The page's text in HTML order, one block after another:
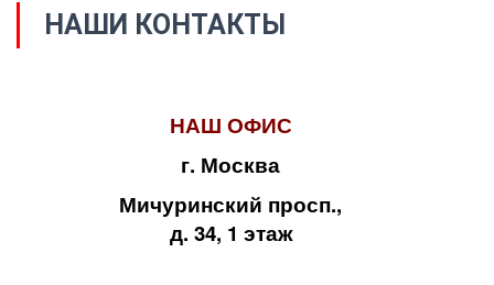
НАШИ КОНТАКТЫ
НАШ ОФИС
г. Москва
Мичуринский просп.,
д. 34, 1 этаж